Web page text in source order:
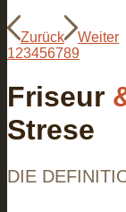
Zurück
Weiter
123456789
Friseur
Strese
DIE